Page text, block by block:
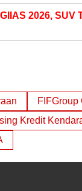
2026,
FIFGroup
Kredit